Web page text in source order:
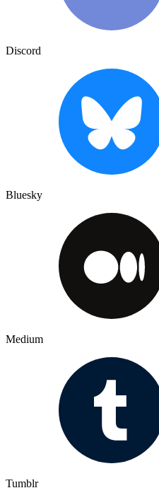
Discord
Bluesky
Medium
Tumblr